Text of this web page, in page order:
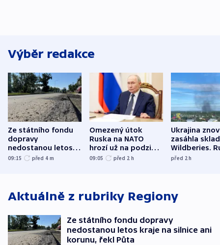
Výběr redakce
Ze státního fondu
dopravy
nedostanou letos
kraje na silnice ani
09:15 před 4 m
Omezený útok
Ruska na NATO
hrozí už na podzim,
varují tajné služby
09:05 před 2 h
Ukrajina
zasáhla
Wildberies.
útočili v
před 2h
Aktuálně z rubriky Regiony
Ze státního fondu dopravy
nedostanou letos kraje na silnice ani
korunu, řekl Půta